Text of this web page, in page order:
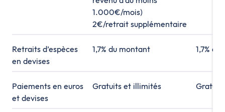
1.000€/mois)
2€/retrait supplémentaire
Retraits d’espèces
en devises
1,7% du montant 1,7%
Paiements en euros
et devises
Gratuits et illimités